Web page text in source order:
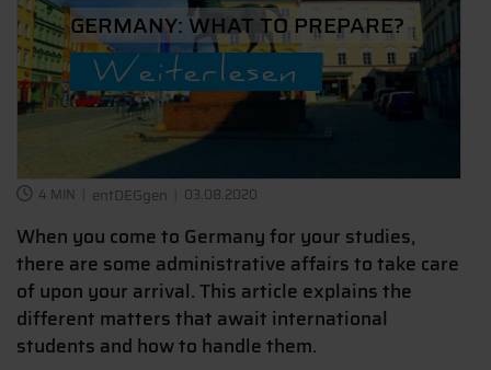
GERMANY: WHAT TO PREPARE?
Weiterlesen
4 MIN entDEGgen 03.08.2020
When you come to Germany for your studies,
there are some administrative affairs to take care
of upon your arrival. This article explains the
different matters that await international
students and how to handle them.